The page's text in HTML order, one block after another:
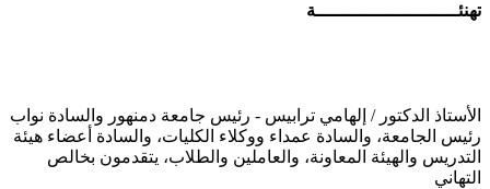
تهنئــــــــــــــــــــــــــة
الأستاذ الدكتور / إلهامي ترابيس - رئيس جامعة دمنهور والسادة نواب
رئيس الجامعة، والسادة عمداء ووكلاء الكليات، والسادة أعضاء هيئة
التدريس والهيئة المعاونة، والعاملين والطلاب، يتقدمون بخالص
التهاني